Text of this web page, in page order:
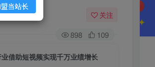
关注
898 109
借助短视频实现千万业绩增长
当站长